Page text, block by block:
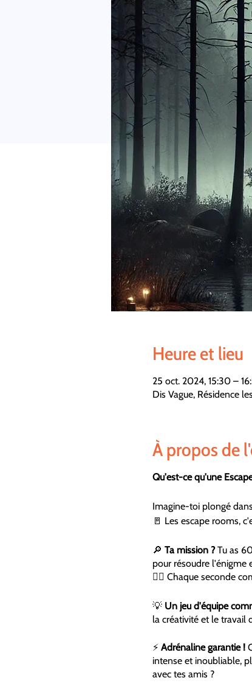
Heure et lieu
25 oct. 2024, 15:30 –
Dis Vague, Résidence
À propos de
Qu'est-ce qu'une
Imagine-toi plongé
🚪 Les escape rooms,
🔎 Ta mission ?Tu as
pour résoudre l'énigme
🕵️‍♂️ Chaque seconde
💡 Un jeu d'équipe
la créativité et le travail
⚡ Adrénaline garantie !
intense et inoubliable,
avec tes amis ?